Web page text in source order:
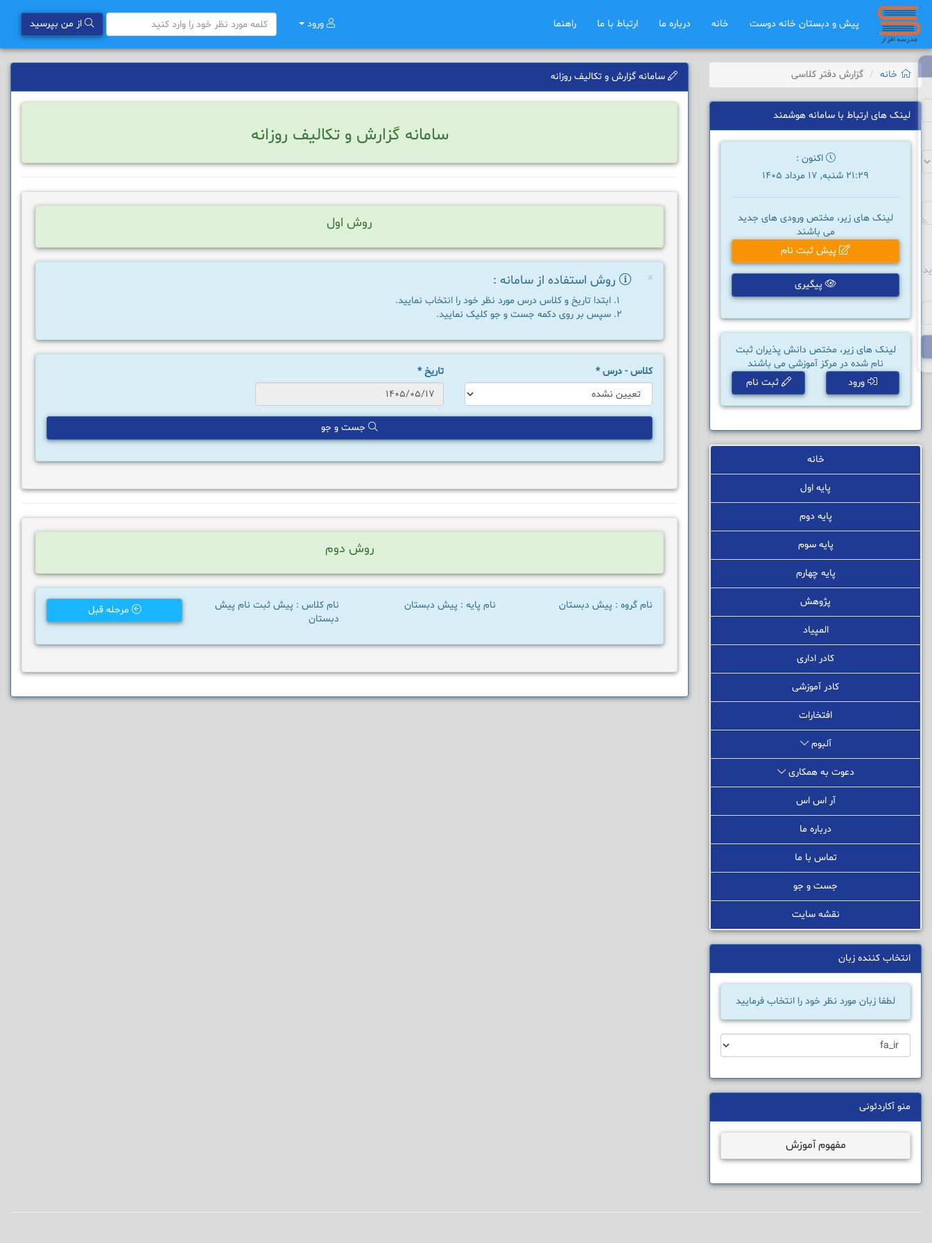
پیش و دبستان خانه دوست خانه درباره ما ارتباط با ما راهنما از من بپرسید ورود
سامانه گزارش و تکالیف روزانه
سامانه گزارش و تکالیف روزانه
روش اول
× روش استفاده از سامانه :
ابتدا تاریخ و کلاس درس مورد نظر خود را انتخاب نمایید.
سپس بر روی دکمه جست و جو کلیک نمایید.
کلاس - درس* تاریخ*
جست و جو
روش دوم
نام گروه : پیش دبستان نام پایه : پیش دبستان
نام کلاس : پیش ثبت نام پیش
دبستان
مرحله قبل
خانه گزارش دفتر کلاسی
لینک های ارتباط با سامانه هوشمند
اکنون :
21:29 شنبه, 17 مرداد 1405
لینک های زیر، مختص ورودی های جدید
می باشند
پیش ثبت نام
پیگیری
لینک های زیر، مختص دانش پذیران ثبت
نام شده در مرکز آموزشی می باشند
ورود
ثبت نام
خانه
پایه اول
پایه دوم
پایه سوم
پایه چهارم
پژوهش
المپیاد
کادر اداری
کادر آموزشی
افتخارات
آلبوم
دعوت به همکاری
آر اس اس
درباره ما
تماس با ما
جست و جو
نقشه سایت
انتخاب کننده زبان
لطفا زبان مورد نظر خود را انتخاب فرمایید
منو آکاردئونی
مفهوم آموزش